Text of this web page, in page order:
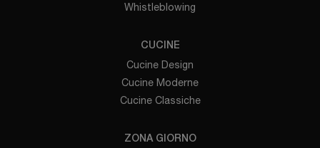
Whistleblowing
CUCINE
Cucine Design
Cucine Moderne
Cucine Classiche
ZONA GIORNO